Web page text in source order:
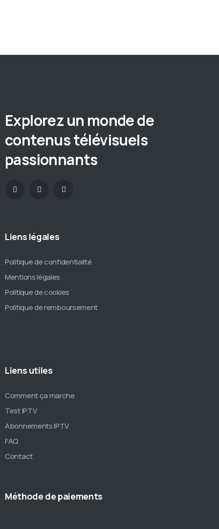
Explorez un monde de
contenus télévisuels
passionnants
Liens légales
Politique de confidentialité
Mentions légales
Politique de cookies
Politique de remboursement
Liens utiles
Comment ça marche
Test IPTV
Abonnements IPTV
FAQ
Contact
Méthode de paiements